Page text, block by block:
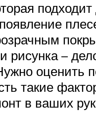
–
оценить
такие
в ваших